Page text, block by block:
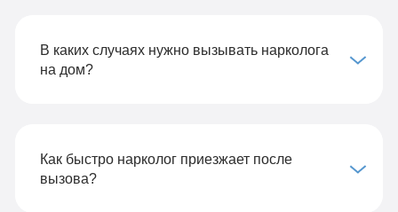
В каких случаях нужно вызывать нарколога
на дом?
Как быстро нарколог приезжает после
вызова?